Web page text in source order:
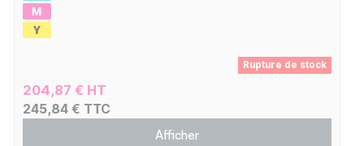
Rupture de stock
204,87 € HT
245,84 € TTC
Afficher